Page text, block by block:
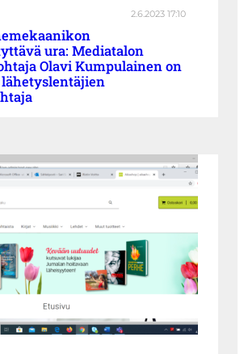
2.6.2023 17:10
ura: Mediatalon
Olavi Kumpulainen on